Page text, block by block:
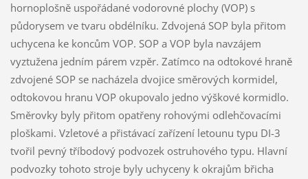
hornoplošně uspořádané vodorovné plochy (VOP) s
půdorysem ve tvaru obdélníku. Zdvojená SOP byla přitom
uchycena ke koncům VOP. SOP a VOP byla navzájem
vyztužena jedním párem vzpěr. Zatímco na odtokové hraně
zdvojené SOP se nacházela dvojice směrových kormidel,
odtokovou hranu VOP okupovalo jedno výškové kormidlo.
Směrovky byly přitom opatřeny rohovými odlehčovacími
ploškami. Vzletové a přistávací zařízení letounu typu DI-3
tvořil pevný tříbodový podvozek ostruhového typu. Hlavní
podvozky tohoto stroje byly uchyceny k okrajům břicha